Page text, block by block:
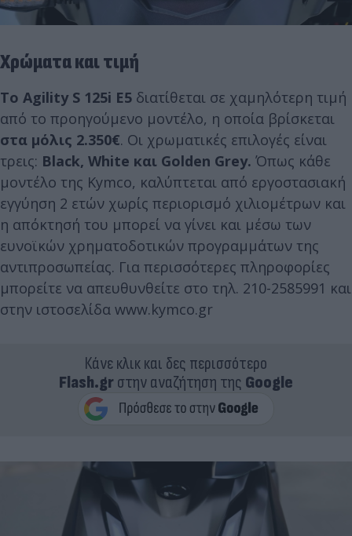
Χρώματα και τιμή
Το Agility S 125i Ε5 διατίθεται σε χαμηλότερη τιμή
από το προηγούμενο μοντέλο, η οποία βρίσκεται
στα μόλις 2.350€. Οι χρωματικές επιλογές είναι
τρεις: Black, White και Golden Grey. Όπως κάθε
μοντέλο της Kymco, καλύπτεται από εργοστασιακή
εγγύηση 2 ετών χωρίς περιορισμό χιλιομέτρων και
η απόκτησή του μπορεί να γίνει και μέσω των
ευνοϊκών χρηματοδοτικών προγραμμάτων της
αντιπροσωπείας. Για περισσότερες πληροφορίες
μπορείτε να απευθυνθείτε στο τηλ. 210-2585991 και
στην ιστοσελίδα www.kymco.gr
Κάνε κλικ και δες περισσότερο
Flash.grστην αναζήτηση της Google